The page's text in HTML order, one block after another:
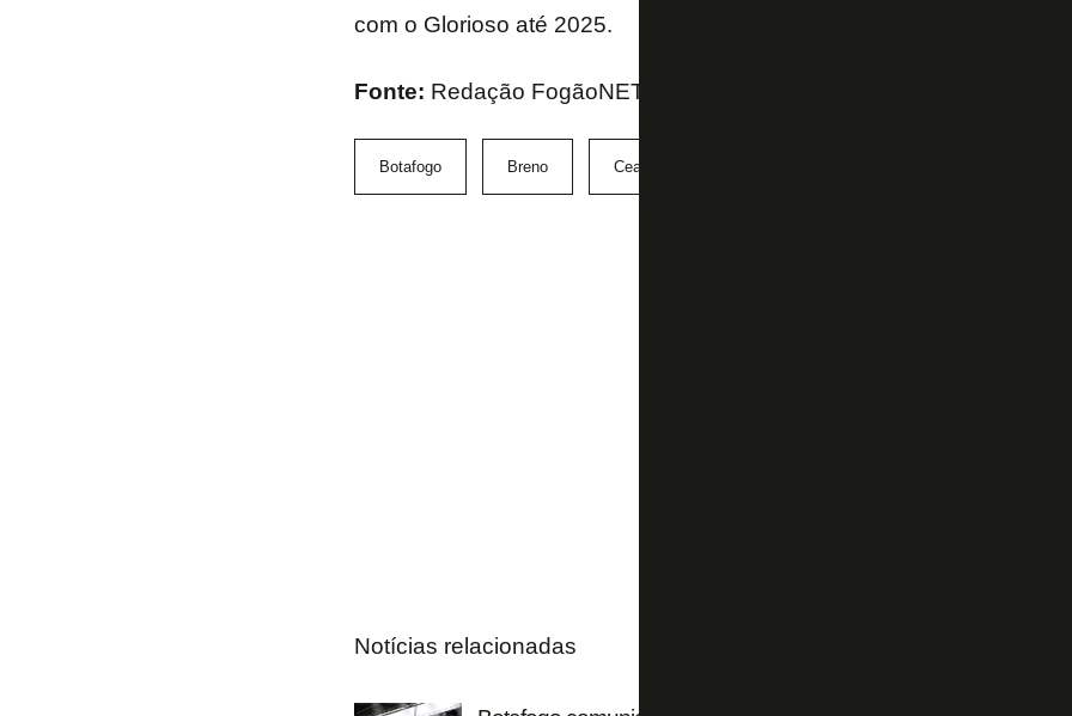
com o Glorioso até 2025.
Fonte: Redação FogãoNET e Canal do TF
Botafogo Breno Ceará
Notícias relacionadas